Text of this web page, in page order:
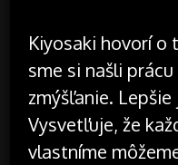
Kiyosaki hovorí o
sme si našli
zmýšľanie.
Vysvetľuje, že
vlastníme